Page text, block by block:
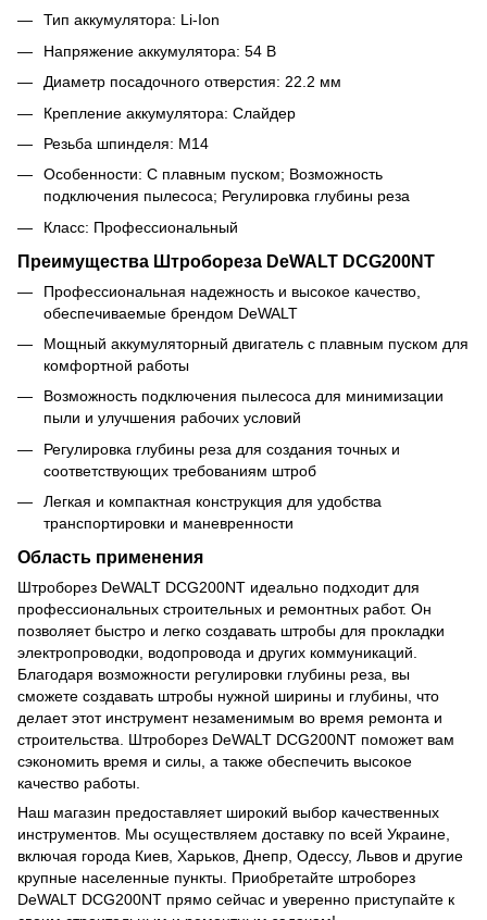
Тип аккумулятора: Li-Ion
Напряжение аккумулятора: 54 В
Диаметр посадочного отверстия: 22.2 мм
Крепление аккумулятора: Слайдер
Резьба шпинделя: М14
Особенности: С плавным пуском; Возможность
подключения пылесоса; Регулировка глубины реза
Класс: Профессиональный
Преимущества Штробореза DeWALT DCG200NT
Профессиональная надежность и высокое качество,
обеспечиваемые брендом DeWALT
Мощный аккумуляторный двигатель с плавным пуском для
комфортной работы
Возможность подключения пылесоса для минимизации
пыли и улучшения рабочих условий
Регулировка глубины реза для создания точных и
соответствующих требованиям штроб
Легкая и компактная конструкция для удобства
транспортировки и маневренности
Область применения
Штроборез DeWALT DCG200NT идеально подходит для
профессиональных строительных и ремонтных работ. Он
позволяет быстро и легко создавать штробы для прокладки
электропроводки, водопровода и других коммуникаций.
Благодаря возможности регулировки глубины реза, вы
сможете создавать штробы нужной ширины и глубины, что
делает этот инструмент незаменимым во время ремонта и
строительства. Штроборез DeWALT DCG200NT поможет вам
сэкономить время и силы, а также обеспечить высокое
качество работы.
Наш магазин предоставляет широкий выбор качественных
инструментов. Мы осуществляем доставку по всей Украине,
включая города Киев, Харьков, Днепр, Одессу, Львов и другие
крупные населенные пункты. Приобретайте штроборез
DeWALT DCG200NT прямо сейчас и уверенно приступайте к